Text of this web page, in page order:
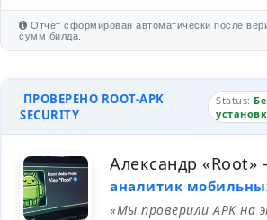
Отчет сформирован автоматически после
сумм билда.
ПРОВЕРЕНО ROOT-APK
SECURITY
Status:
установк
Александр «Root»
аналитик
«Мы проверили APK на